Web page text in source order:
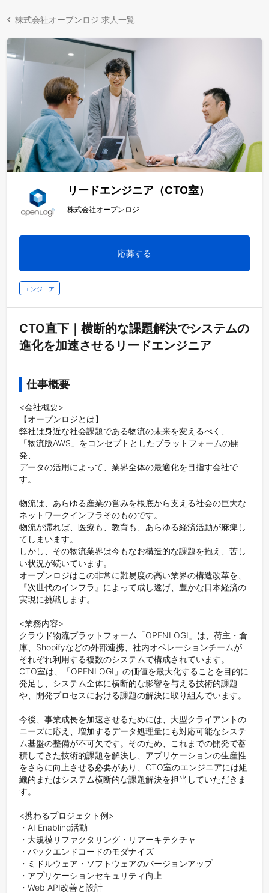
株式会社オープンロジ 求人一覧
リードエンジニア（CTO室）
株式会社オープンロジ
応募する
エンジニア
CTO直下｜横断的な課題解決でシステムの
進化を加速させるリードエンジニア
仕事概要
<会社概要>
【オープンロジとは】
弊社は身近な社会課題である物流の未来を変えるべく、
「物流版AWS」をコンセプトとしたプラットフォームの開
発、
データの活用によって、業界全体の最適化を目指す会社で
す。
物流は、あらゆる産業の営みを根底から支える社会の巨大な
ネットワークインフラそのものです。
物流が滞れば、医療も、教育も、あらゆる経済活動が麻痺し
てしまいます。
しかし、その物流業界は今もなお構造的な課題を抱え、苦し
い状況が続いています。
オープンロジはこの非常に難易度の高い業界の構造改革を、
『次世代のインフラ』によって成し遂げ、豊かな日本経済の
実現に挑戦します。
<業務内容>
クラウド物流プラットフォーム「OPENLOGI」は、荷主・倉
庫、Shopifyなどの外部連携、社内オペレーションチームが
それぞれ利用する複数のシステムで構成されています。
CTO室は、「OPENLOGI」の価値を最大化することを目的に
発足し、システム全体に横断的な影響を与える技術的課題
や、開発プロセスにおける課題の解決に取り組んでいます。
今後、事業成長を加速させるためには、大型クライアントの
ニーズに応え、増加するデータ処理量にも対応可能なシステ
ム基盤の整備が不可欠です。そのため、これまでの開発で蓄
積してきた技術的課題を解決し、アプリケーションの生産性
をさらに向上させる必要があり、CTO室のエンジニアには組
織的またはシステム横断的な課題解決を担当していただきま
す。
<携わるプロジェクト例>
・AI Enabling活動
・大規模リファクタリング・リアーキテクチャ
・バックエンドコードのモダナイズ
・ミドルウェア・ソフトウェアのバージョンアップ
・アプリケーションセキュリティ向上
・Web API改善と設計